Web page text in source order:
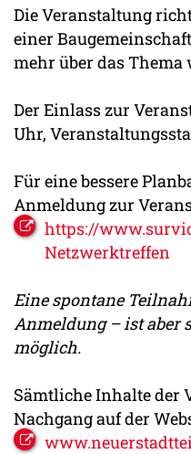
Die Veranstaltung
einer
mehr über das Thema
Der Einlass zur
Uhr,
Für eine bessere
Anmeldung zur
https://
Netzwerktreffen
Eine spontane
Anmeldung – ist aber
möglich.
Sämtliche Inhalte der
Nachgang auf der